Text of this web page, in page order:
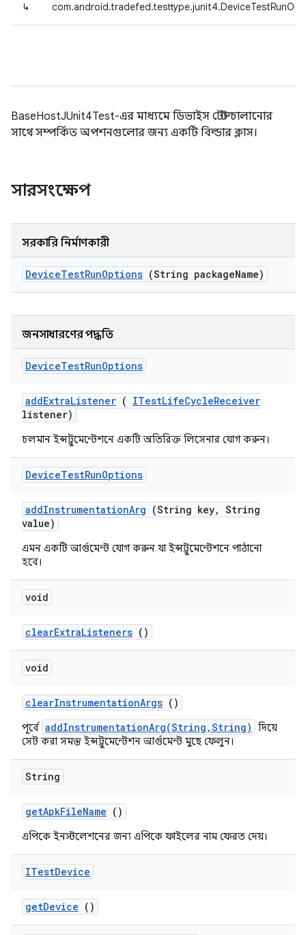
↳
BaseHostJUnit4Test-এর মাধ্যমে ডিভাইস টেস্ট চালানোর
সাথে সম্পর্কিত অপশনগুলোর জন্য একটি বিল্ডার ক্লাস।
সারসংক্ষেপ
সরকারি নির্মাণকারী
DeviceTestRunOptions (String packageName)
জনসাধারণের পদ্ধতি
DeviceTestRunOptions
addExtraListener ( ITestLifeCycleReceiver
listener)
চলমান ইন্সট্রুমেন্টেশনে একটি অতিরিক্ত লিসেনার যোগ করুন।
DeviceTestRunOptions
addInstrumentationArg (String key, String
value)
এমন একটি আর্গুমেন্ট যোগ করুন যা ইন্সট্রুমেন্টেশনে পাঠানো
হবে।
void
clearExtraListeners ()
void
clearInstrumentationArgs ()
পূর্বে addInstrumentationArg(String,String)
দিয়ে
সেট করা সমস্ত ইন্সট্রুমেন্টেশন আর্গুমেন্ট মুছে ফেলুন।
String
getApkFileName ()
এপিকে ইনস্টলেশনের জন্য এপিকে ফাইলের নাম ফেরত দেয়।
ITestDevice
getDevice ()